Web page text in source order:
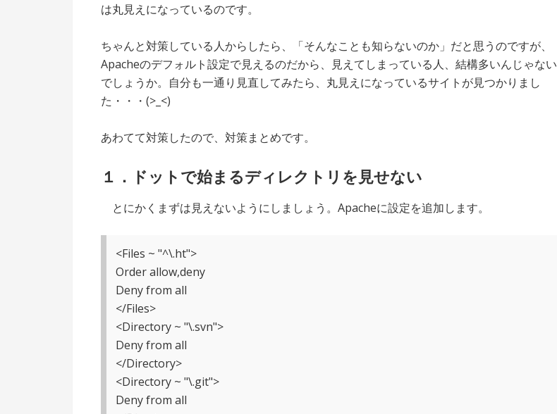
は丸見えになっているのです。
ちゃんと対策している人からしたら、「そんなことも知らないのか」だと思うのですが、
Apacheのデフォルト設定で見えるのだから、見えてしまっている人、結構多いんじゃない
でしょうか。自分も一通り見直してみたら、丸見えになっているサイトが見つかりまし
た・・・(>_<)
あわてて対策したので、対策まとめです。
１．ドットで始まるディレクトリを見せない
とにかくまずは見えないようにしましょう。Apacheに設定を追加します。
<Files ~ "^\.ht">
Order allow,deny
Deny from all
</Files>
<Directory ~ "\.svn">
Deny from all
</Directory>
<Directory ~ "\.git">
Deny from all